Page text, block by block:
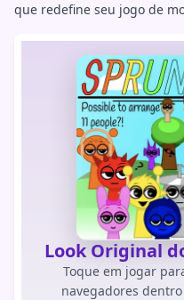
que redefine seu jogo de
Look Original
Toque em jogar
navegadores